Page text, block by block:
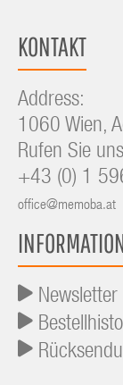
KONTAKT
Address:
1060 Wien,
Rufen Sie
+43 (0) 1
office@memoba.at
Newsletter